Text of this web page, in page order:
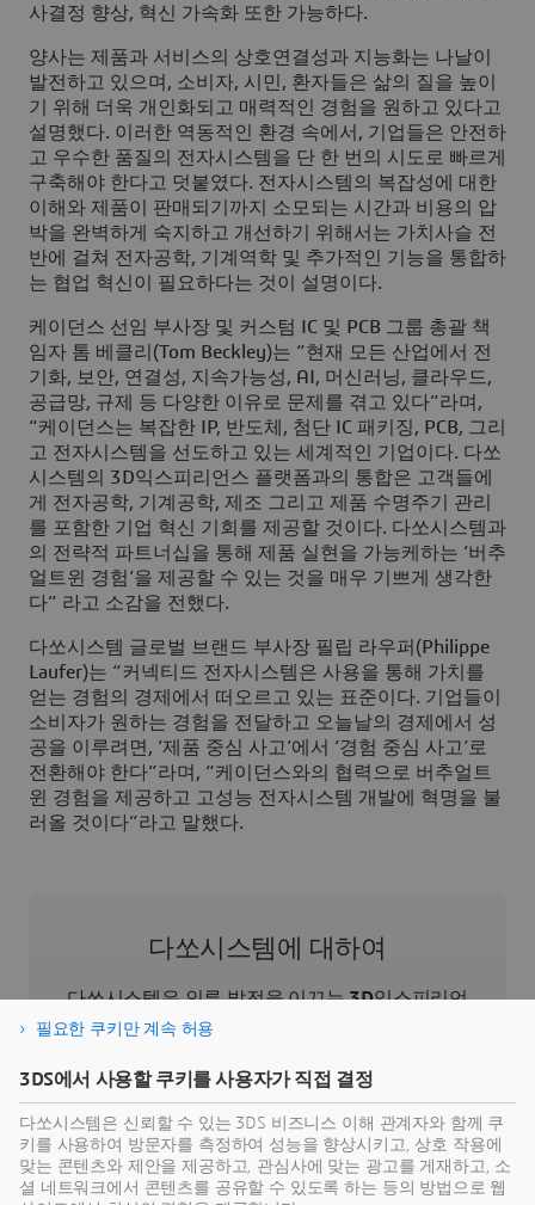
사결정 향상, 혁신 가속화 또한 가능하다.
양사는 제품과 서비스의 상호연결성과 지능화는 나날이
발전하고 있으며, 소비자, 시민, 환자들은 삶의 질을 높이
기 위해 더욱 개인화되고 매력적인 경험을 원하고 있다고
설명했다. 이러한 역동적인 환경 속에서, 기업들은 안전하
고 우수한 품질의 전자시스템을 단 한 번의 시도로 빠르게
구축해야 한다고 덧붙였다. 전자시스템의 복잡성에 대한
이해와 제품이 판매되기까지 소모되는 시간과 비용의 압
박을 완벽하게 숙지하고 개선하기 위해서는 가치사슬 전
반에 걸쳐 전자공학, 기계역학 및 추가적인 기능을 통합하
는 협업 혁신이 필요하다는 것이 설명이다.
케이던스 선임 부사장 및 커스텀 IC 및 PCB 그룹 총괄 책
임자 톰 베클리(Tom Beckley)는 “현재 모든 산업에서 전
기화, 보안, 연결성, 지속가능성, AI, 머신러닝, 클라우드,
공급망, 규제 등 다양한 이유로 문제를 겪고 있다”라며,
“케이던스는 복잡한 IP, 반도체, 첨단 IC 패키징, PCB, 그리
고 전자시스템을 선도하고 있는 세계적인 기업이다. 다쏘
시스템의 3D익스피리언스 플랫폼과의 통합은 고객들에
게 전자공학, 기계공학, 제조 그리고 제품 수명주기 관리
를 포함한 기업 혁신 기회를 제공할 것이다. 다쏘시스템과
의 전략적 파트너십을 통해 제품 실현을 가능케하는 ‘버추
얼트윈 경험’을 제공할 수 있는 것을 매우 기쁘게 생각한
다” 라고 소감을 전했다.
다쏘시스템 글로벌 브랜드 부사장 필립 라우퍼(Philippe
Laufer)는 “커넥티드 전자시스템은 사용을 통해 가치를
얻는 경험의 경제에서 떠오르고 있는 표준이다. 기업들이
소비자가 원하는 경험을 전달하고 오늘날의 경제에서 성
공을 이루려면, ‘제품 중심 사고’에서 ‘경험 중심 사고’로
전환해야 한다”라며, “케이던스와의 협력으로 버추얼트
윈 경험을 제공하고 고성능 전자시스템 개발에 혁명을 불
러올 것이다”라고 말했다.
다쏘시스템에 대하여
다쏘시스템은 인류 발전을 이끄는3D익스피리언
스 기업이다. 기업과 사람들이 지속 가능한 혁신을
3D 익스피리언스 플랫폼과 애플리케이션을 통해
현실 세계의 버추얼 트윈 익스피리언스를 제공함
으로써 고객은 제품의 제작, 생산 및 라이프 사이클
관리 프로세스를 재정의하여 보다 지속 가능한 세
상을 만들기 위한 의미 있는 영향력을 발휘할 수 있
필요한 쿠키만 계속 허용
3DS에서 사용할 쿠키를 사용자가 직접 결정
다쏘시스템은 신뢰할 수 있는 3DS 비즈니스 이해 관계자와 함께 쿠
키를 사용하여 방문자를 측정하여 성능을 향상시키고, 상호 작용에
맞는 콘텐츠와 제안을 제공하고, 관심사에 맞는 광고를 게재하고, 소
셜 네트워크에서 콘텐츠를 공유할 수 있도록 하는 등의 방법으로 웹